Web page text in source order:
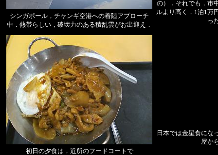
シンガポール，チャンギ空港への着陸アプローチ
中．熱帯らしい，破壊力のある積乱雲がお出迎え．
の）．それでも，市
ルより高く，1泊1万
っ
初日の夕食は，近所のフードコートで
日本では金星食にな
屋か